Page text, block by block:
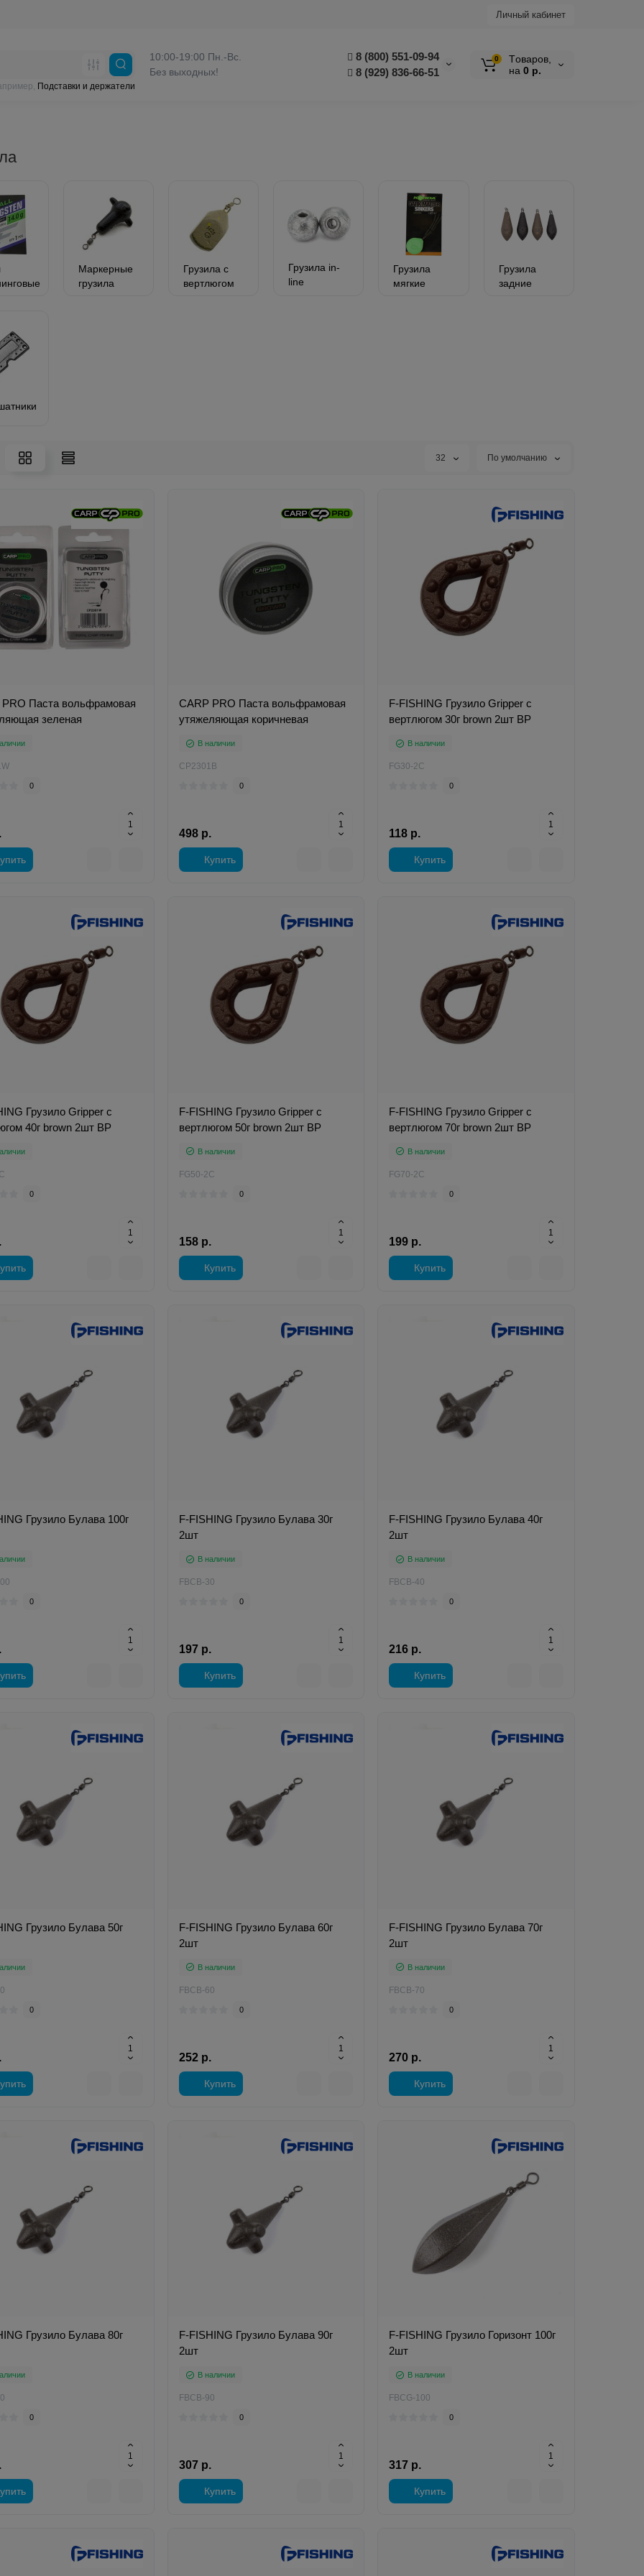
Личный кабинет
10:00-19:00 Пн.-Вс.
Без выходных!
8 (800) 551-09-94
8 (929) 836-66-51
Подставки и держатели
0
Tоваров,
на 0 р.
Маркерные
грузила
Грузила с
вертлюгом
Грузила in-
line
Грузила
мягкие
Грузила
задние
32 По умолчанию
Паста вольфрамовая
зеленая
0
CARP PRO Паста вольфрамовая
утяжеляющая коричневая
В наличии
CP2301B
0
498 р.
Купить
F-FISHING Грузило Gripper с
вертлюгом 30г brown 2шт ВР
В наличии
FG30-2C
0
118 р.
Купить
Грузило Gripper с
40г brown 2шт ВР
0
F-FISHING Грузило Gripper с
вертлюгом 50г brown 2шт ВР
В наличии
FG50-2C
0
158 р.
Купить
F-FISHING Грузило Gripper с
вертлюгом 70г brown 2шт ВР
В наличии
FG70-2C
0
199 р.
Купить
Грузило Булава 100г
0
F-FISHING Грузило Булава 30г
2шт
В наличии
FBCB-30
0
197 р.
Купить
F-FISHING Грузило Булава 40г
2шт
В наличии
FBCB-40
0
216 р.
Купить
Грузило Булава 50г
0
F-FISHING Грузило Булава 60г
2шт
В наличии
FBCB-60
0
252 р.
Купить
F-FISHING Грузило Булава 70г
2шт
В наличии
FBCB-70
0
270 р.
Купить
Грузило Булава 80г
0
F-FISHING Грузило Булава 90г
2шт
В наличии
FBCB-90
0
307 р.
Купить
F-FISHING Грузило Горизонт 100г
2шт
В наличии
FBCG-100
0
317 р.
Купить